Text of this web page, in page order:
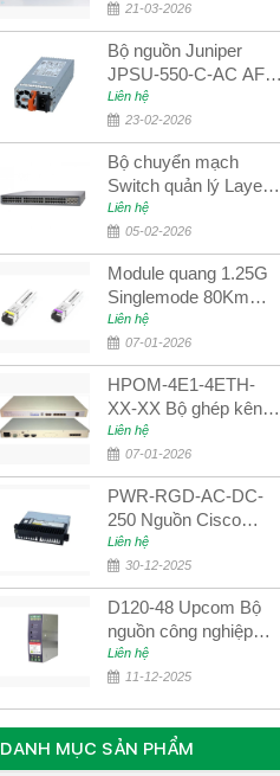
21-03-2026
Bộ nguồn Juniper
JPSU-550-C-AC AFO
nguồn AC công suất
550W dùng cho dòng
switch Juniper
Networks EX4400
Liên hệ
23-02-2026
Bộ chuyển mạch
Switch quản lý Layer 3
Juniper QFX5100-48S
Liên hệ
05-02-2026
Module quang 1.25G
Singlemode 80Km
UPCOM MWS-12-45-
80AD/MWS-12-54-
80BD
Liên hệ
07-01-2026
HPOM-4E1-4ETH-
XX-XX Bộ ghép kênh
quang quản lý SDH
4E1+4ETH+RS232
Liên hệ
07-01-2026
PWR-RGD-AC-DC-
250 Nguồn Cisco
Industrial 250W
PoE/PoE+
Liên hệ
30-12-2025
D120-48 Upcom Bộ
nguồn công nghiệp
đầu ra đơn 120W
48VDC
Liên hệ
11-12-2025
DANH MỤC SẢN PHẨM